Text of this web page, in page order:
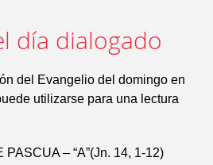
día dialogado
del Evangelio del domingo en
utilizarse para una lectura
– “A”(Jn. 14, 1-12)